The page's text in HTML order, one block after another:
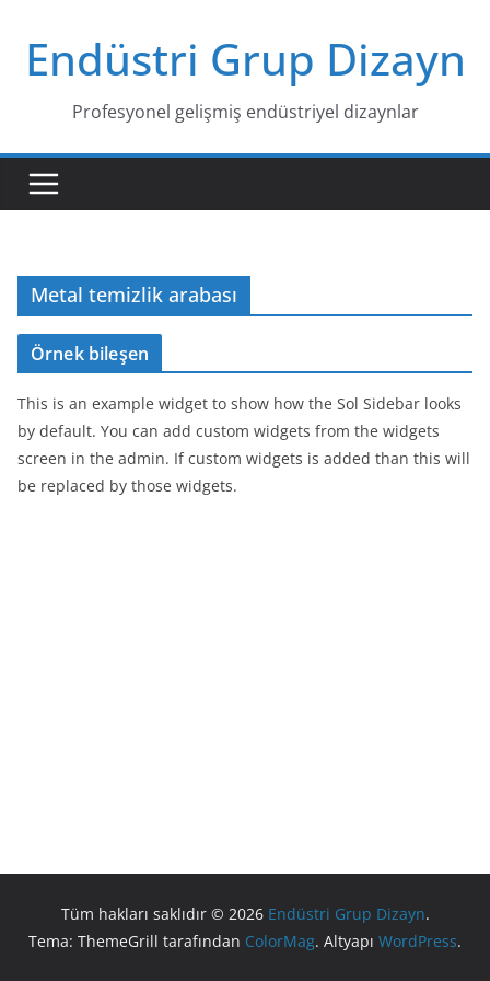
contentEndüstri Grup Dizayn
Profesyonel gelişmiş endüstriyel dizaynlar
Metal temizlik arabası
Örnek bileşen
This is an example widget to show how the Sol Sidebar looks
by default. You can add custom widgets from the widgets
screen in the admin. If custom widgets is added than this will
be replaced by those widgets.
Tüm hakları saklıdır © 2026 Endüstri Grup Dizayn.
Tema: ThemeGrill tarafından ColorMag. Altyapı WordPress.